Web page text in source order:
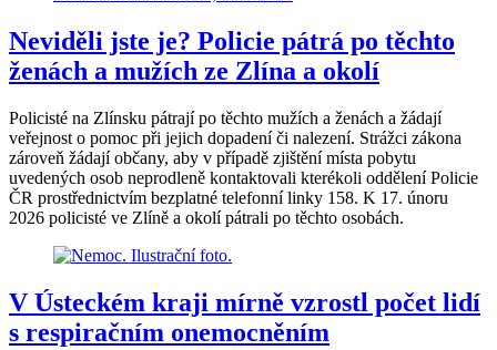
Neviděli jste je? Policie pátrá po těchto
ženách a mužích ze Zlína a okolí
Policisté na Zlínsku pátrají po těchto mužích a ženách a žádají
veřejnost o pomoc při jejich dopadení či nalezení. Strážci zákona
zároveň žádají občany, aby v případě zjištění místa pobytu
uvedených osob neprodleně kontaktovali kterékoli oddělení Policie
ČR prostřednictvím bezplatné telefonní linky 158. K 17. únoru
2026 policisté ve Zlíně a okolí pátrali po těchto osobách.
V Ústeckém kraji mírně vzrostl počet lidí
s respiračním onemocněním